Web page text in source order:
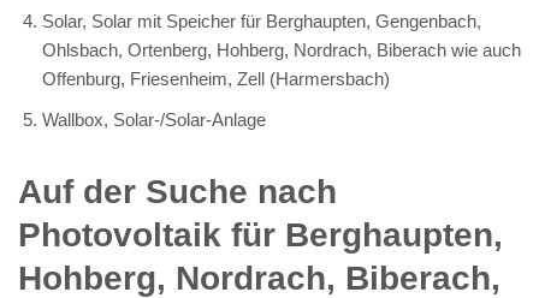
Solar, Solar mit Speicher für Berghaupten, Gengenbach,
Ohlsbach, Ortenberg, Hohberg, Nordrach, Biberach wie auch
Offenburg, Friesenheim, Zell (Harmersbach)
Wallbox, Solar-/Solar-Anlage
Auf der Suche nach
Photovoltaik für Berghaupten,
Hohberg, Nordrach, Biberach,